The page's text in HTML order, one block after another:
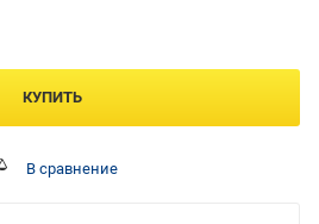
КУПИТЬ
В сравнение